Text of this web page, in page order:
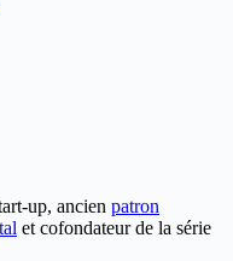
up, ancien patron
et cofondateur de la série